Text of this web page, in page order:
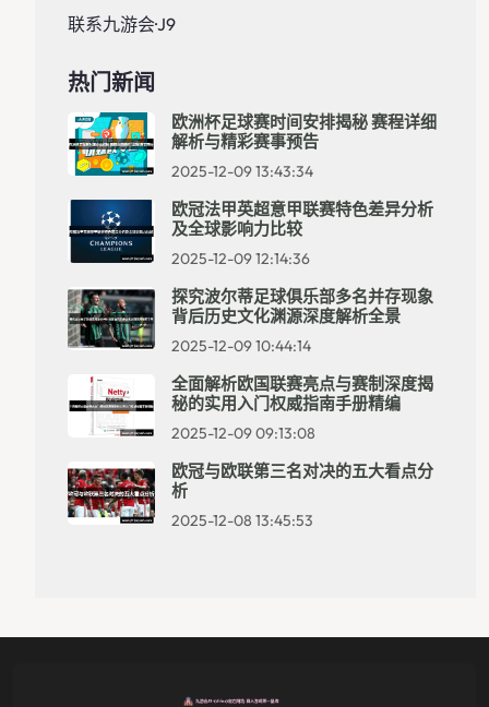
联系九游会·J9
热门新闻
欧洲杯足球赛时间安排揭秘 赛程详细
解析与精彩赛事预告
2025-12-09 13:43:34
欧冠法甲英超意甲联赛特色差异分析
及全球影响力比较
2025-12-09 12:14:36
探究波尔蒂足球俱乐部多名并存现象
背后历史文化渊源深度解析全景
2025-12-09 10:44:14
全面解析欧国联赛亮点与赛制深度揭
秘的实用入门权威指南手册精编
2025-12-09 09:13:08
欧冠与欧联第三名对决的五大看点分
析
2025-12-08 13:45:53